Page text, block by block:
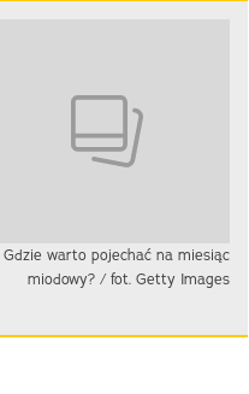
Gdzie warto pojechać na miesiąc
miodowy? / fot. Getty Images